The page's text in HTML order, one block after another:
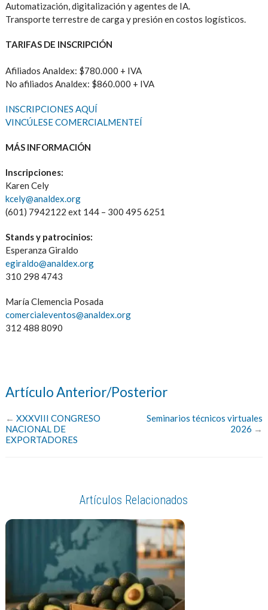
Automatización, digitalización y agentes de IA.
Transporte terrestre de carga y presión en costos logísticos.
TARIFAS DE INSCRIPCIÓN
Afiliados Analdex: $780.000 + IVA
No afiliados Analdex: $860.000 + IVA
INSCRIPCIONES AQUÍ
VINCÚLESE COMERCIALMENTEÍ
MÁS INFORMACIÓN
Inscripciones:
Karen Cely
kcely@analdex.org
(601) 7942122 ext 144 – 300 495 6251
Stands y patrocinios:
Esperanza Giraldo
egiraldo@analdex.org
310 298 4743
María Clemencia Posada
comercialeventos@analdex.org
312 488 8090
Artículo Anterior/Posterior
← XXXVIII CONGRESO
NACIONAL DE
EXPORTADORES
Seminarios técnicos virtuales
2026 →
Artículos Relacionados